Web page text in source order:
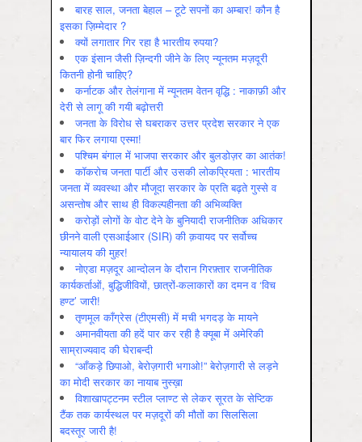
बारह साल, जनता बेहाल – टूटे सपनों का अम्बार! कौन है
इसका ज़िम्मेदार ?
क्यों लगातार गिर रहा है भारतीय रुपया?
एक इंसान जैसी ज़िन्दगी जीने के लिए न्यूनतम मज़दूरी
कितनी होनी चाहिए?
कर्नाटक और तेलंगाना में न्यूनतम वेतन वृद्धि : नाकाफ़ी और
देरी से लागू की गयी बढ़ोत्तरी
जनता के विरोध से घबराकर उत्तर प्रदेश सरकार ने एक
बार फिर लगाया एस्मा!
पश्चिम बंगाल में भाजपा सरकार और बुलडोज़र का आतंक!
कॉकरोच जनता पार्टी और उसकी लोकप्रियता : भारतीय
जनता में व्‍यवस्‍था और मौजूदा सरकार के प्रति बढ़ते गुस्‍से व
असन्‍तोष और साथ ही विकल्‍पहीनता की अभिव्‍यक्ति
करोड़ों लोगों के वोट देने के बुनियादी राजनीतिक अधिकार
छीनने वाली एसआईआर (SIR) की क़वायद पर सर्वोच्च
न्यायालय की मुहर!
नोएडा मज़दूर आन्दोलन के दौरान गिरफ़्तार राजनीतिक
कार्यकर्ताओं, बुद्धिजीवियों, छात्रों-कलाकारों का दमन व ‘विच
हण्ट’ जारी!
तृणमूल काँग्रेस (टीएमसी) में मची भगदड़ के मायने
अमानवीयता की हदें पार कर रही है क्यूबा में अमेरिकी
साम्राज्यवाद की घेराबन्दी
“आँकड़े छिपाओ, बेरोज़गारी भगाओ!” बेरोज़गारी से लड़ने
का मोदी सरकार का नायाब नुस्ख़ा
विशाखापट्टनम स्टील प्लाण्ट से लेकर सूरत के सेप्टिक
टैंक तक कार्यस्थल पर मज़दूरों की मौतों का सिलसिला
बदस्तूर जारी है!